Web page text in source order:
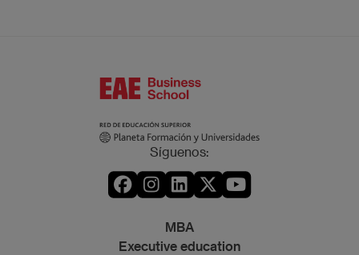
Síguenos:
MBA
Executive education